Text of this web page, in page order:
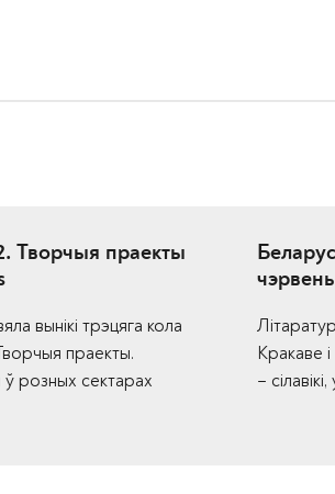
Творчыя праекты
вынікі трэцяга кола
праекты.
розных сектарах
Кракаве
–